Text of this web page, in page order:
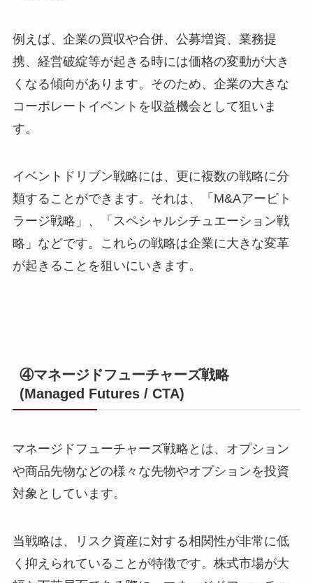
例えば、企業の買収や合併、公募増資、業務提
携、経営破綻等が起きる時には価格の変動が大き
くなる傾向があります。そのため、企業の大きな
コーポレートイベントを収益機会として狙いま
す。
イベントドリブン戦略には、更に複数の戦略に分
類することができます。それは、「M&Aアービト
ラージ戦略」、「 スペシャルシチュエーション戦
略 」などです。これらの戦略は企業に大きな変革
が起きることを狙いにいきます。
④マネージドフューチャーズ戦略
(Managed Futures / CTA)
マネージドフューチャーズ戦略とは、オプション
や商品先物などの様々な先物やオプションを投資
対象としています。
当戦略は、リスク資産に対する相関性が非常に低
く抑えられていることが特徴です。株式市場が大